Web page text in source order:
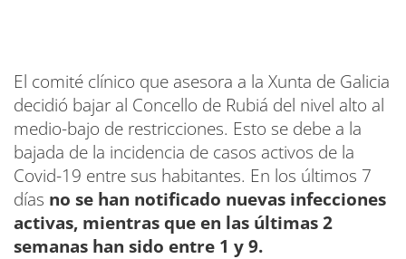
El comité clínico que asesora a la Xunta de Galicia
decidió bajar al Concello de Rubiá del nivel alto al
medio-bajo de restricciones. Esto se debe a la
bajada de la incidencia de casos activos de la
Covid-19 entre sus habitantes. En los últimos 7
días no se han notificado nuevas infecciones
activas, mientras que en las últimas 2
semanas han sido entre 1 y 9.